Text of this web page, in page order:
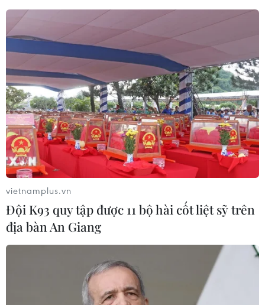
vietnamplus.vn
Đội K93 quy tập được 11 bộ hài cốt liệt sỹ trên
địa bàn An Giang